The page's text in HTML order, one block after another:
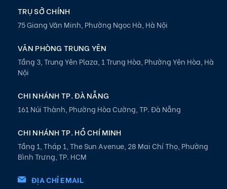
TRỤ SỞ CHÍNH
75 Giang Văn Minh, Phường Ngọc Hà, Hà Nội
VĂN PHÒNG TRUNG YÊN
Tầng 3, Trung Yên Plaza, 1 Trung Hòa, Phường Yên Hòa, Hà
Nội
CHI NHÁNH TP. ĐÀ NẴNG
161 Núi Thành, Phường Hòa Cường, TP. Đà Nẵng
CHI NHÁNH TP. HỒ CHÍ MINH
Tầng 1, Tháp 1, The Sun Avenue, 28 Mai Chí Thọ, Phường
Bình Trưng, TP. HCM
ĐỊA CHỈ EMAIL